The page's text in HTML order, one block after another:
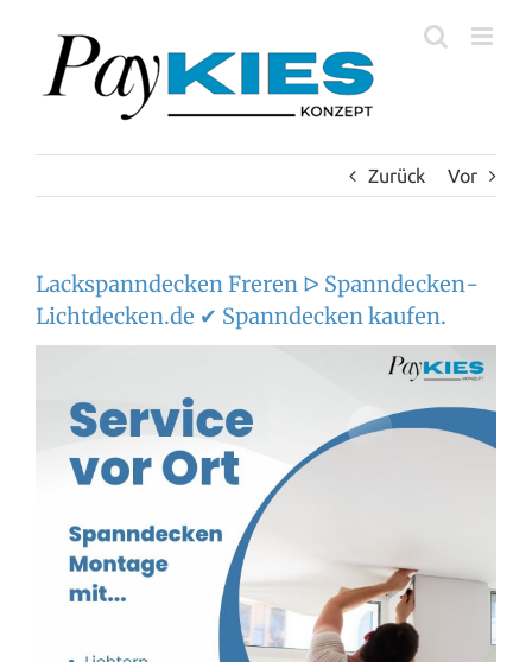
springen
Zurück Vor
Lackspanndecken Freren ᐅ Spanndecken-
Lichtdecken.de ✔ Spanndecken kaufen.